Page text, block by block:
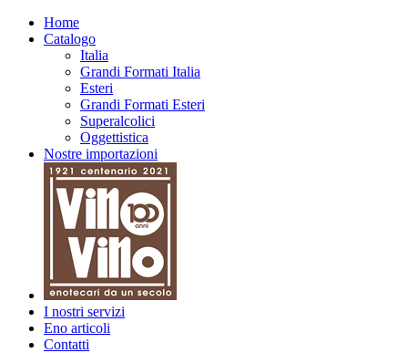
Home
Catalogo
Italia
Grandi Formati Italia
Esteri
Grandi Formati Esteri
Superalcolici
Oggettistica
Nostre importazioni
I nostri servizi
Eno articoli
Contatti